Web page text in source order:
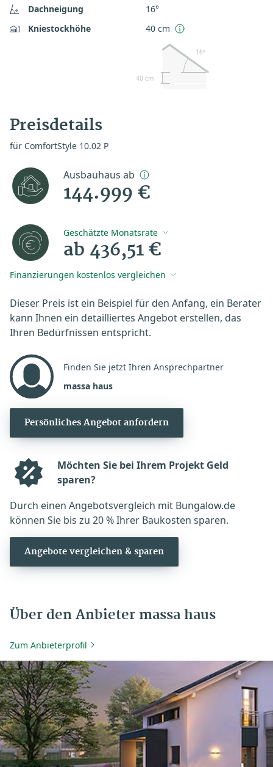
Dachneigung
16°
Kniestockhöhe
40 cm
40 cm
16º
Preisdetails
für ComfortStyle 10.02 P
Ausbauhaus ab
144.999 €
Geschätzte Monatsrate
ab 436,51 €
Finanzierungen kostenlos vergleichen
Dieser Preis ist ein Beispiel für den Anfang, ein Berater
kann Ihnen ein detailliertes Angebot erstellen, das
Ihren Bedürfnissen entspricht.
Finden Sie jetzt Ihren Ansprechpartner
massa haus
Persönliches Angebot anfordern
Möchten Sie bei Ihrem Projekt Geld
sparen?
Durch einen Angebotsvergleich mit Bungalow.de
können Sie bis zu 20 % Ihrer Baukosten sparen.
Angebote vergleichen & sparen
Über den Anbieter massa haus
Zum Anbieterprofil